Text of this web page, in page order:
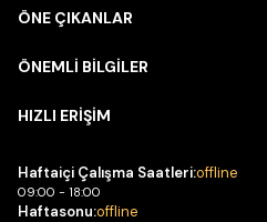
ÖNE ÇIKANLAR
ÖNEMLİ BİLGİLER
HIZLI ERİŞİM
Haftaiçi Çalışma Saatleri:offline
09:00 - 18:00
Haftasonu:offline